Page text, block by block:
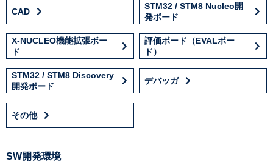
CAD
STM32 / STM8 Nucleo開
発ボード
X-NUCLEO機能拡張ボー
ド
評価ボード（EVALボー
ド）
STM32 / STM8 Discovery
開発ボード
デバッガ
その他
SW開発環境